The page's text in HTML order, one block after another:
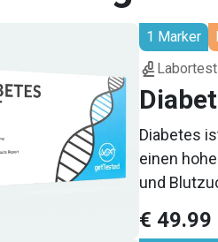
1 Marker
Labortest
Diabetes
einen
und
Risiko für
€ 49.99